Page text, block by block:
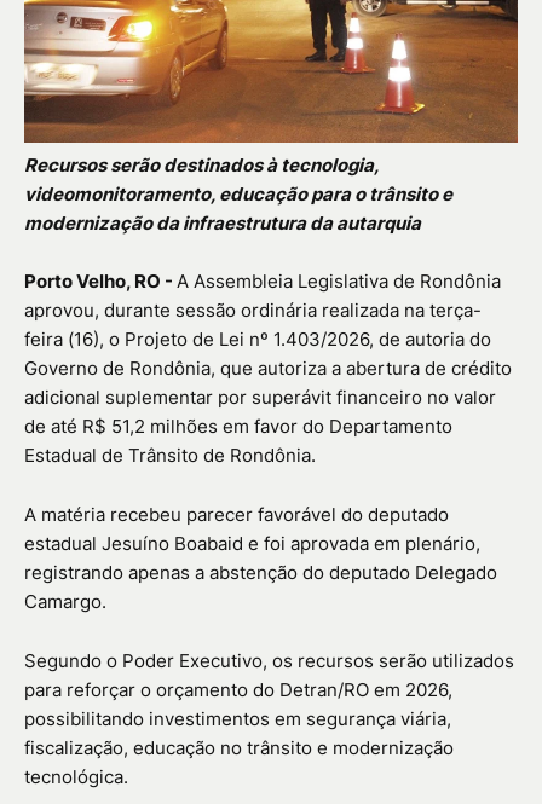
Recursos serão destinados à tecnologia,
videomonitoramento, educação para o trânsito e
modernização da infraestrutura da autarquia
Porto Velho, RO - A Assembleia Legislativa de Rondônia
aprovou, durante sessão ordinária realizada na terça-
feira (16), o Projeto de Lei nº 1.403/2026, de autoria do
Governo de Rondônia, que autoriza a abertura de crédito
adicional suplementar por superávit financeiro no valor
de até R$ 51,2 milhões em favor do Departamento
Estadual de Trânsito de Rondônia.
A matéria recebeu parecer favorável do deputado
estadual Jesuíno Boabaid e foi aprovada em plenário,
registrando apenas a abstenção do deputado Delegado
Camargo.
Segundo o Poder Executivo, os recursos serão utilizados
para reforçar o orçamento do Detran/RO em 2026,
possibilitando investimentos em segurança viária,
fiscalização, educação no trânsito e modernização
tecnológica.